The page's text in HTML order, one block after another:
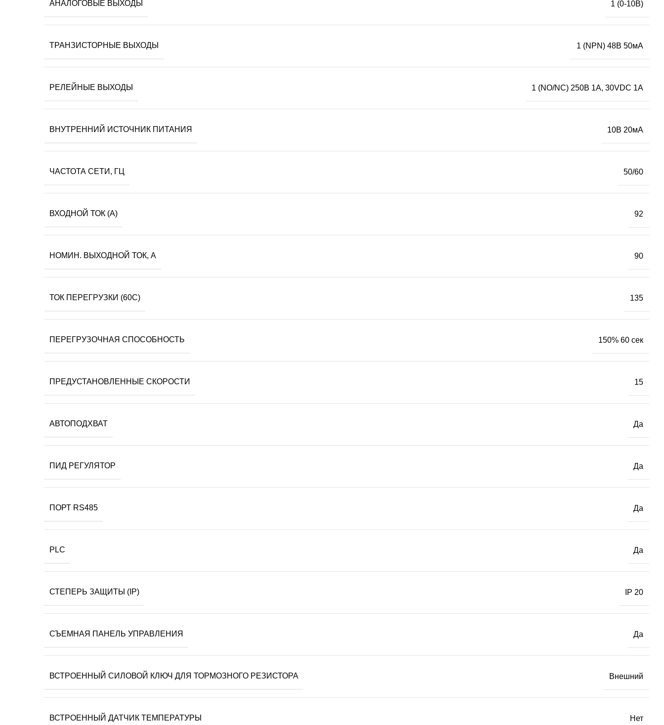
АНАЛОГОВЫЕ ВЫХОДЫ 1 (0-10В)
ТРАНЗИСТОРНЫЕ ВЫХОДЫ 1 (NPN) 48В 50мА
РЕЛЕЙНЫЕ ВЫХОДЫ 1 (NO/NC) 250В 1А, 30VDC 1А
ВНУТРЕННИЙ ИСТОЧНИК ПИТАНИЯ 10В 20мА
ЧАСТОТА СЕТИ, ГЦ 50/60
ВХОДНОЙ ТОК (А) 92
НОМИН. ВЫХОДНОЙ ТОК, А 90
ТОК ПЕРЕГРУЗКИ (60С) 135
ПЕРЕГРУЗОЧНАЯ СПОСОБНОСТЬ 150% 60 сек
ПРЕДУСТАНОВЛЕННЫЕ СКОРОСТИ 15
АВТОПОДХВАТ Да
ПИД РЕГУЛЯТОР Да
ПОРТ RS485 Да
PLC Да
СТЕПЕРЬ ЗАЩИТЫ (IP) IP 20
СЪЕМНАЯ ПАНЕЛЬ УПРАВЛЕНИЯ Да
ВСТРОЕННЫЙ СИЛОВОЙ КЛЮЧ ДЛЯ ТОРМОЗНОГО РЕЗИСТОРА Внешний
ВСТРОЕННЫЙ ДАТЧИК ТЕМПЕРАТУРЫ Нет